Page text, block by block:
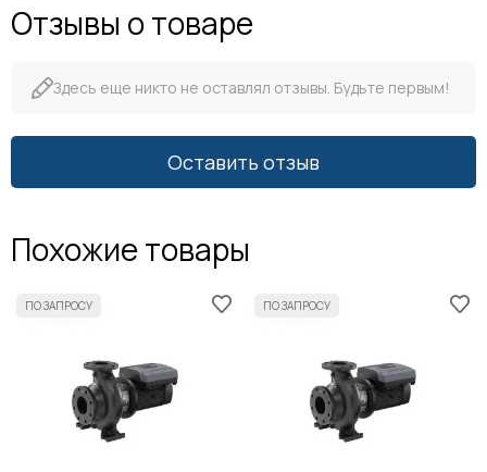
Отзывы о товаре
Здесь еще никто не оставлял отзывы. Будьте первым!
Оставить отзыв
Похожие товары